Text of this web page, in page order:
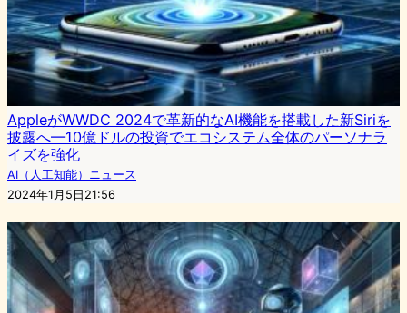
AppleがWWDC 2024で革新的なAI機能を搭載した新Siriを
披露へ—10億ドルの投資でエコシステム全体のパーソナラ
イズを強化
AI（人工知能）ニュース
2024年1月5日21:56